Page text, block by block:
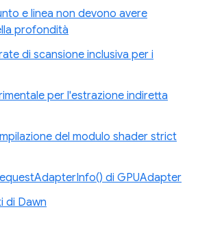
e linea non devono avere
profondità
di scansione inclusiva per i
per l'estrazione indiretta
del modulo shader strict
di GPUAdapter
di Dawn